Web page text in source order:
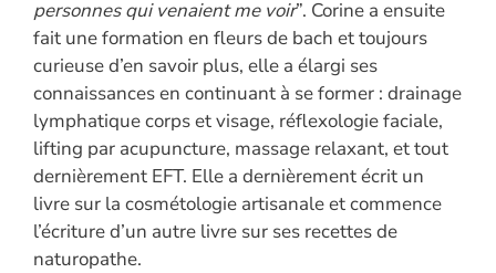
personnes qui venaient me voir”. Corine a ensuite
fait une formation en fleurs de bach et toujours
curieuse d’en savoir plus, elle a élargi ses
connaissances en continuant à se former : drainage
lymphatique corps et visage, réflexologie faciale,
lifting par acupuncture, massage relaxant, et tout
dernièrement EFT. Elle a dernièrement écrit un
livre sur la cosmétologie artisanale et commence
l’écriture d’un autre livre sur ses recettes de
naturopathe.